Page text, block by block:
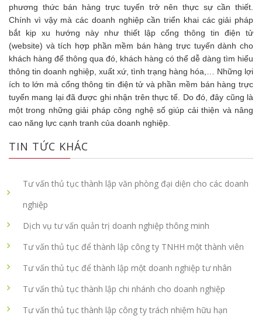
phương thức bán hàng trực tuyến trở nên thực sự cần thiết.
Chính vì vậy mà các doanh nghiệp cần triển khai các giải pháp
bắt kịp xu hướng này như thiết lập cổng thông tin điện tử
(website) và tích hợp phần mềm bán hàng trực tuyến dành cho
khách hàng để thông qua đó, khách hàng có thể dễ dàng tìm hiểu
thông tin doanh nghiệp, xuất xứ, tình trạng hàng hóa,… Những lợi
ích to lớn mà cổng thông tin điện tử và phần mềm bán hàng trực
tuyến mang lại đã được ghi nhận trên thực tế. Do đó, đây cũng là
một trong những giải pháp công nghệ số giúp cải thiện và nâng
cao năng lực cạnh tranh của doanh nghiệp.
TIN TỨC KHÁC
Tư vấn thủ tục thành lập văn phòng đại diện cho các doanh
nghiệp
Dịch vụ tư vấn quản trị doanh nghiệp thông minh
Tư vấn thủ tục để thành lập công ty TNHH một thành viên
Tư vấn thủ tục để thành lập một doanh nghiệp tư nhân
Tư vấn thủ tục thành lập chi nhánh cho doanh nghiệp
Tư vấn thủ tục thành lập công ty trách nhiệm hữu hạn